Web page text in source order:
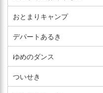
おとまりキャンプ
デパートあるき
ゆめのダンス
ついせき